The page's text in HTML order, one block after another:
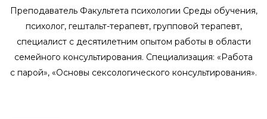
Преподаватель Факультета психологии Среды обучения,
психолог, гештальт-терапевт, групповой терапевт,
специалист с десятилетним опытом работы в области
семейного консультирования. Специализация: «Работа
с парой», «Основы сексологического консультирования».